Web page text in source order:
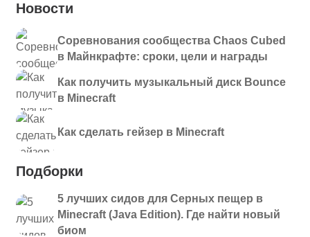
Новости
Соревнования сообщества Chaos Cubed
в Майнкрафте: сроки, цели и награды
Как получить музыкальный диск Bounce
в Minecraft
Как сделать гейзер в Minecraft
Подборки
5 лучших сидов для Серных пещер в
Minecraft (Java Edition). Где найти новый
биом